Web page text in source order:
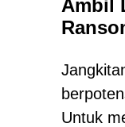
Ambil
Untuk